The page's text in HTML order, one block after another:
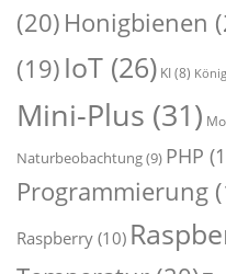
(20)Honigbienen
(19) IoT (26) KI(8)
Mini-Plus (31)
Naturbeobachtung(9) PHP
Programmierung
Raspberry (10)